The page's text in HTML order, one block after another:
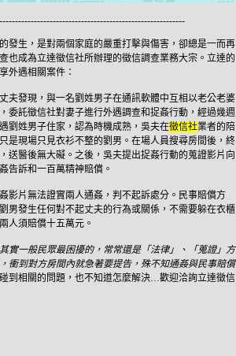
發生，是對兩個家庭的嚴重打擊與傷害，卻總是一而再
也成為立達徵信社所辦理的徵信調查業務大宗。立達的
外遇相關案件：
夫發現，與一名劉姓男子在通訊軟體中互相以老公老婆
委託徵信社對妻子進行外遇調查和捉姦行動，經過幾週
劉姓男子住家，認為時機成熟，吳夫在徵信社業者的陪
是現場只見衣衫不整的劉男。在場人員搜尋房間後，終
送醫後無大礙。之後，吳夫提出捉姦行動的蒐證影片向
告訴和一百萬精神賠償。
影片無法證實兩人通姦，判不起訴處分。民事賠償方
男發生任何對不起丈夫的行為或關係，不需要躲在衣櫃
人須賠償十五萬元。
實一般民眾最困擾的，常常還是「法律」、「蒐證」方
衝到對方房間內就急著要提告，殊不知通姦與民事賠償
到相關的問題，也不知道怎麼解決…歡迎洽詢立達徵信